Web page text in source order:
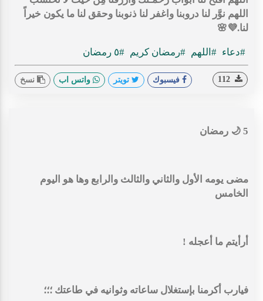
اللهم نوَّر لنا دروبنا واغفر لنا ذنوبنا وحقق لنا ما يكون خيراً
لنا.💜🌸
#دعاء #اللهم #رمضان كريم #٥ رمضان
فيسبوك تويتر واتس اب نسخ
5 🌙 رمضان
مضى يومه الأول والثاني والثالث والرابع وها هو اليوم
الخامس
أرأيتم ما أعجله !
فيارب أكرمنا بإستغلال ساعاته وثوانيه في طاعتك ؛؛؛